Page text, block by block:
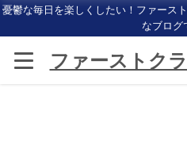
憂鬱な毎日を楽しくしたい！ファース
なブログ
ファーストク